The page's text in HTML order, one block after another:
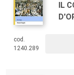
IL
cod.
1240.289